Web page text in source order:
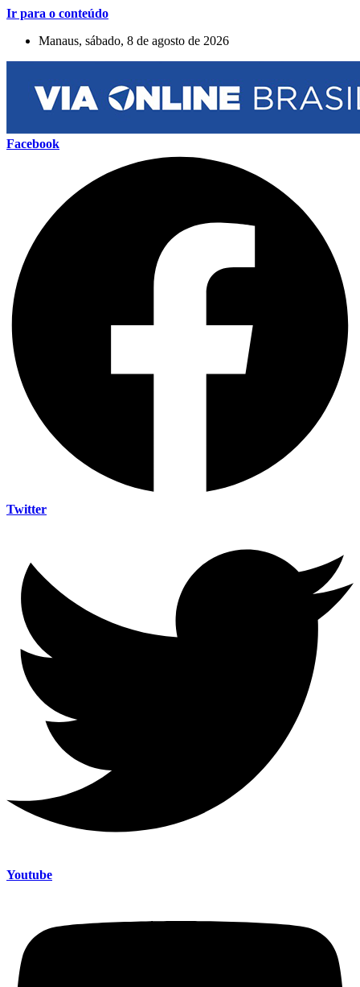
Ir para o conteúdo
Manaus, sábado, 8 de agosto de 2026
Facebook
Twitter
Youtube